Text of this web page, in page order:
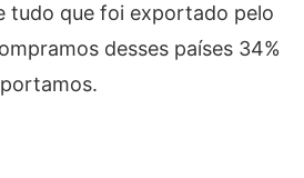
tudo que foi exportado pelo
desses países 34%